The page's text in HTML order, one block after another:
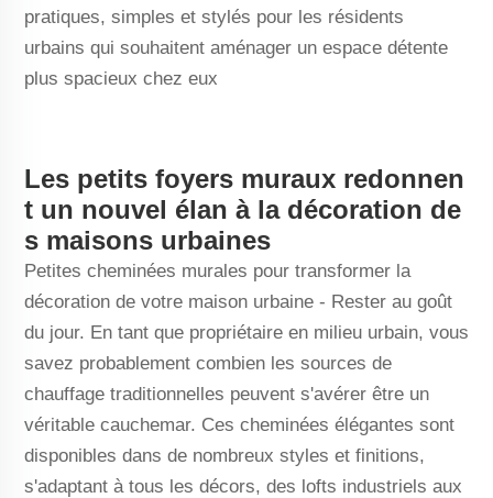
pratiques, simples et stylés pour les résidents
urbains qui souhaitent aménager un espace détente
plus spacieux chez eux
Les petits foyers muraux redonnen
t un nouvel élan à la décoration de
s maisons urbaines
Petites cheminées murales pour transformer la
décoration de votre maison urbaine - Rester au goût
du jour. En tant que propriétaire en milieu urbain, vous
savez probablement combien les sources de
chauffage traditionnelles peuvent s'avérer être un
véritable cauchemar. Ces cheminées élégantes sont
disponibles dans de nombreux styles et finitions,
s'adaptant à tous les décors, des lofts industriels aux